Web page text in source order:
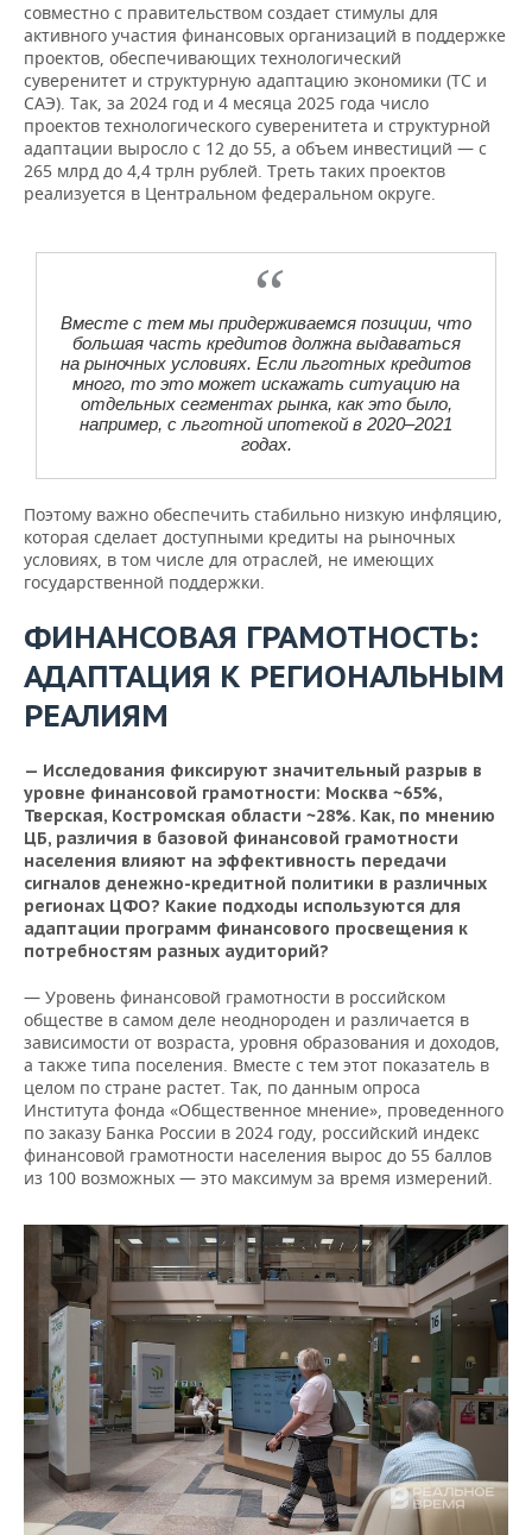
совместно с правительством создает стимулы для
активного участия финансовых организаций в поддержке
проектов, обеспечивающих технологический
суверенитет и структурную адаптацию экономики (ТС и
САЭ). Так, за 2024 год и 4 месяца 2025 года число
проектов технологического суверенитета и структурной
адаптации выросло с 12 до 55, а объем инвестиций — с
265 млрд до 4,4 трлн рублей. Треть таких проектов
реализуется в Центральном федеральном округе.
Вместе с тем мы придерживаемся позиции, что
большая часть кредитов должна выдаваться
на рыночных условиях. Если льготных кредитов
много, то это может искажать ситуацию на
отдельных сегментах рынка, как это было,
например, с льготной ипотекой в 2020–2021
годах.
Поэтому важно обеспечить стабильно низкую инфляцию,
которая сделает доступными кредиты на рыночных
условиях, в том числе для отраслей, не имеющих
государственной поддержки.
ФИНАНСОВАЯ ГРАМОТНОСТЬ:
АДАПТАЦИЯ К РЕГИОНАЛЬНЫМ
РЕАЛИЯМ
— Исследования фиксируют значительный разрыв в
уровне финансовой грамотности: Москва ~65%,
Тверская, Костромская области ~28%. Как, по мнению
ЦБ, различия в базовой финансовой грамотности
населения влияют на эффективность передачи
сигналов денежно-кредитной политики в различных
регионах ЦФО? Какие подходы используются для
адаптации программ финансового просвещения к
потребностям разных аудиторий?
— Уровень финансовой грамотности в российском
обществе в самом деле неоднороден и различается в
зависимости от возраста, уровня образования и доходов,
а также типа поселения. Вместе с тем этот показатель в
целом по стране растет. Так, по данным опроса
Института фонда «Общественное мнение», проведенного
по заказу Банка России в 2024 году, российский индекс
финансовой грамотности населения вырос до 55 баллов
из 100 возможных — это максимум за время измерений.